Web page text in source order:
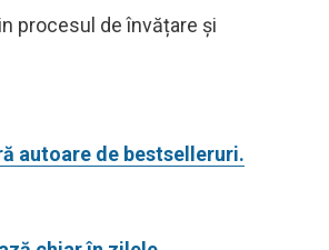
procesul de învățare și
autoare de bestselleruri.